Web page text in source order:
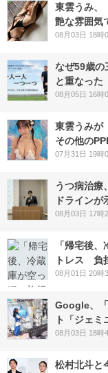
東雲うみ、
艶な雰囲気
08月03日 18時
なぜ59歳
と重なった
08月05日 16時
東雲うみが
その他の
07月31日 19時
うつ病治
ドラインが
08月03日 17時
「帰宅後
トレス 負
08月01日 20時
Google、
ト「ジェ
08月03日 18時
松村北斗と